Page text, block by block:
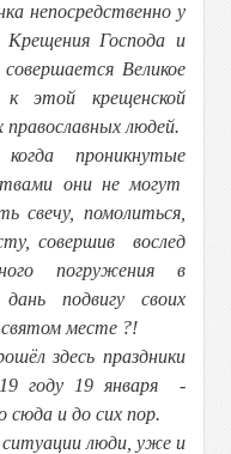
непосредственно у
Крещения Господа и
Великое
к этой крещенской
людей.
когда проникнутые
они не могут
свечу, помолиться,
совершив вослед
погружения в
подвигу своих
святом месте ?!
здесь праздники
году 19 января -
сюда и до сих пор.
люди, уже и